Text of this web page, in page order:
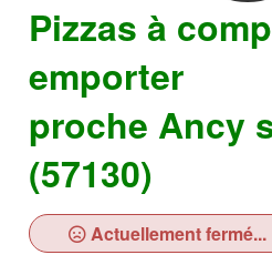
Pizzas à
emporter
proche Ancy
(57130)
Actuellement fermé...